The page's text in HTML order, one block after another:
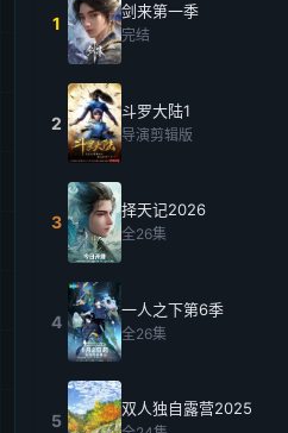
1
剑来第一季
完结
2
斗罗大陆1
导演剪辑版
3
择天记2026
全26集
4
一人之下第6季
全26集
5
双人独自露营2025